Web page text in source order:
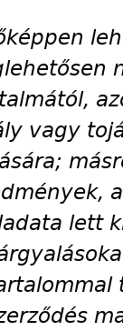
vagy
lett